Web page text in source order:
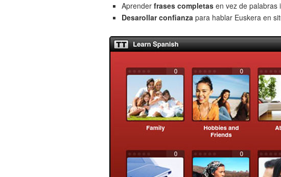
Aprender frases completas en vez de palabras
Desarollar confianza para hablar Euskera en